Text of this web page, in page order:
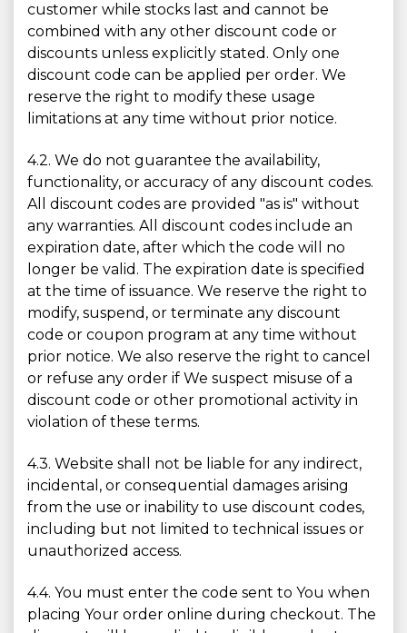
customer while stocks last and cannot be
combined with any other discount code or
discounts unless explicitly stated. Only one
discount code can be applied per order. We
reserve the right to modify these usage
limitations at any time without prior notice.
4.2. We do not guarantee the availability,
functionality, or accuracy of any discount codes.
All discount codes are provided "as is" without
any warranties. All discount codes include an
expiration date, after which the code will no
longer be valid. The expiration date is specified
at the time of issuance. We reserve the right to
modify, suspend, or terminate any discount
code or coupon program at any time without
prior notice. We also reserve the right to cancel
or refuse any order if We suspect misuse of a
discount code or other promotional activity in
violation of these terms.
4.3. Website shall not be liable for any indirect,
incidental, or consequential damages arising
from the use or inability to use discount codes,
including but not limited to technical issues or
unauthorized access.
4.4. You must enter the code sent to You when
placing Your order online during checkout. The